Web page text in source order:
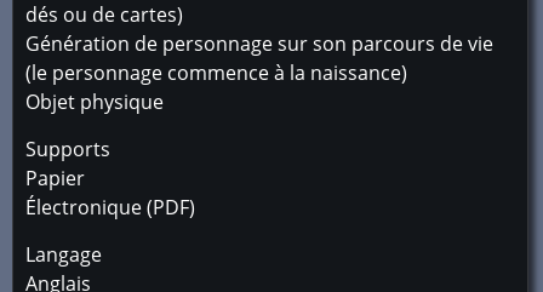
dés ou de cartes)
Génération de personnage sur son parcours de vie
(le personnage commence à la naissance)
Objet physique
Supports
Papier
Électronique (PDF)
Langage
Anglais